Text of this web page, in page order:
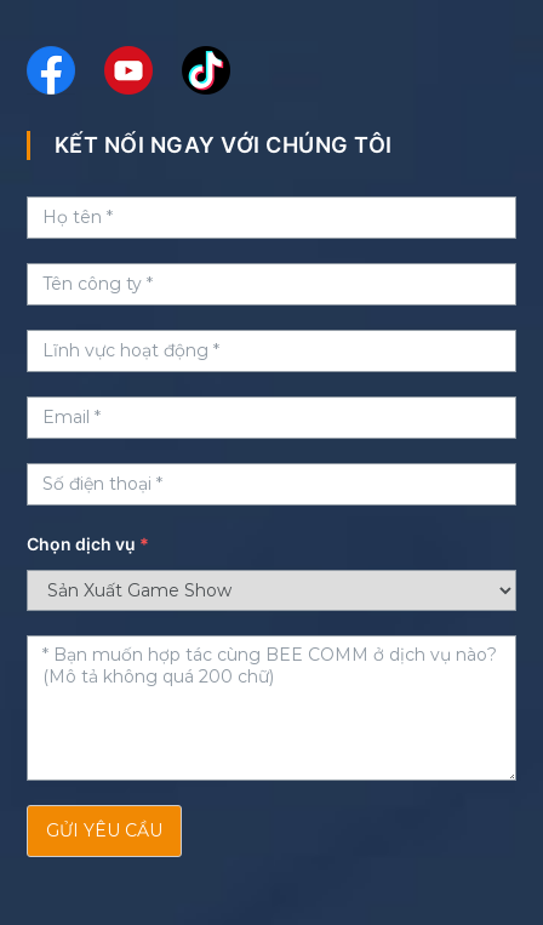
KẾT NỐI NGAY VỚI CHÚNG TÔI
Chọn dịch vụ *
GỬI YÊU CẦU